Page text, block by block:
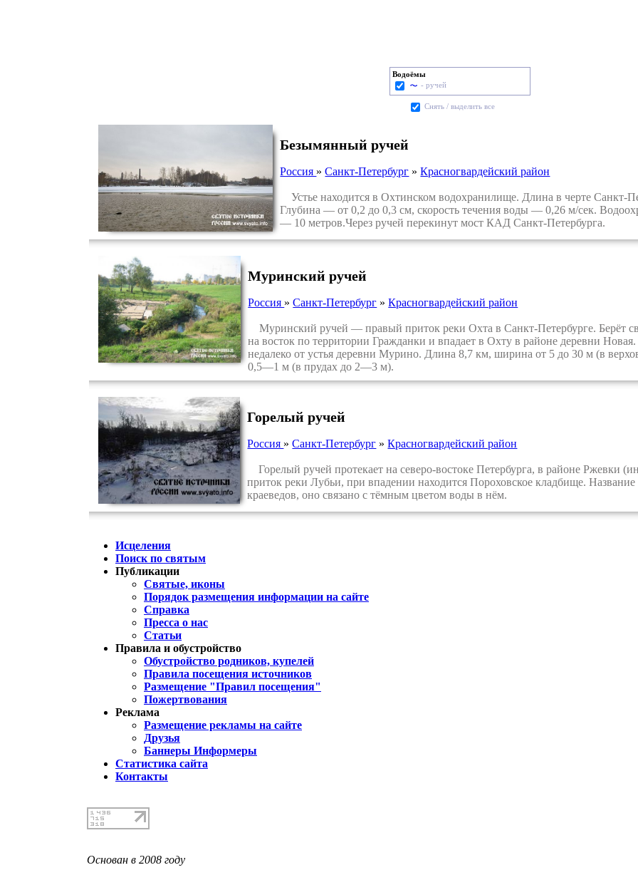
Водоёмы
- ручей
Cнять / выделить все
Безымянный ручей
Россия »Санкт-Петербург »Красногвардейский район
Устье находится в Охтинском водохранилище. Длина в черте
Глубина — от 0,2 до 0,3 см, скорость течения воды — 0,26 м/сек.
— 10 метров.Через ручей перекинут мост КАД Санкт-Петербурга.
Муринский ручей
Россия »Санкт-Петербург »Красногвардейский район
Муринский ручей — правый приток реки Охта в Санкт-Петербурге. Берёт
на восток по территории Гражданки и впадает в Охту в районе деревни
недалеко от устья деревни Мурино. Длина 8,7 км, ширина от 5 до 30 м (в
0,5—1 м (в прудах до 2—3 м).
Горелый ручей
Россия »Санкт-Петербург »Красногвардейский район
Горелый ручей протекает на северо-востоке Петербурга, в районе Ржевки
приток реки Лубьи, при впадении находится Пороховское кладбище.
краеведов, оно связано с тёмным цветом воды в нём.
Исцеления
Поиск по святым
Публикации
Святые, иконы
Порядок размещения информации на сайте
Справка
Пресса о нас
Статьи
Правила и обустройство
Обустройство родников, купелей
Правила посещения источников
Размещение "Правил посещения"
Пожертвования
Реклама
Размещение рекламы на сайте
Друзья
Баннеры Информеры
Статистика сайта
Контакты
Основан в 2008 году